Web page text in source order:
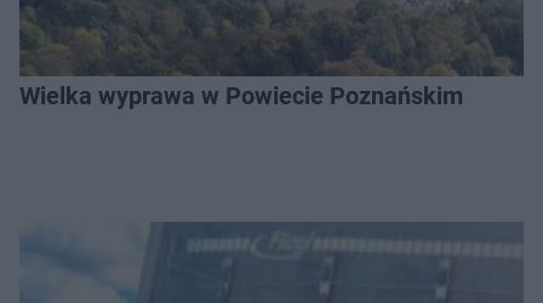
Wielka wyprawa w Powiecie Poznańskim